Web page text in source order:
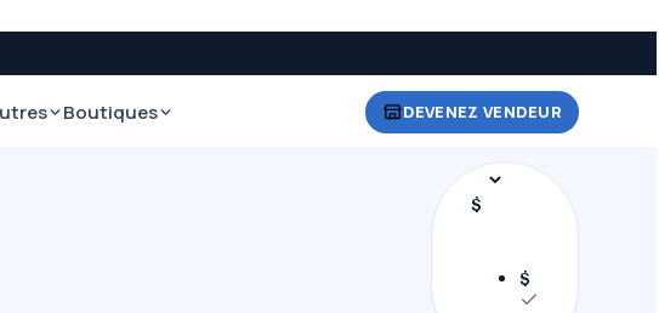
Boutiques DEVENEZ VENDEUR
$
$